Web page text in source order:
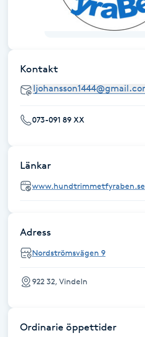
Frekvensterapi
Friskvård
Friskvårdsmassage
Frisör
Funktionsanalys
Föning
Gel naglar
Gelenaglar
Gellack
Kontakt
073-091 89 XX
Länkar
www.hundtrimmetfyraben.se
Adress
Nordströmsvägen 9
922 32, Vindeln
Ordinarie öppettider